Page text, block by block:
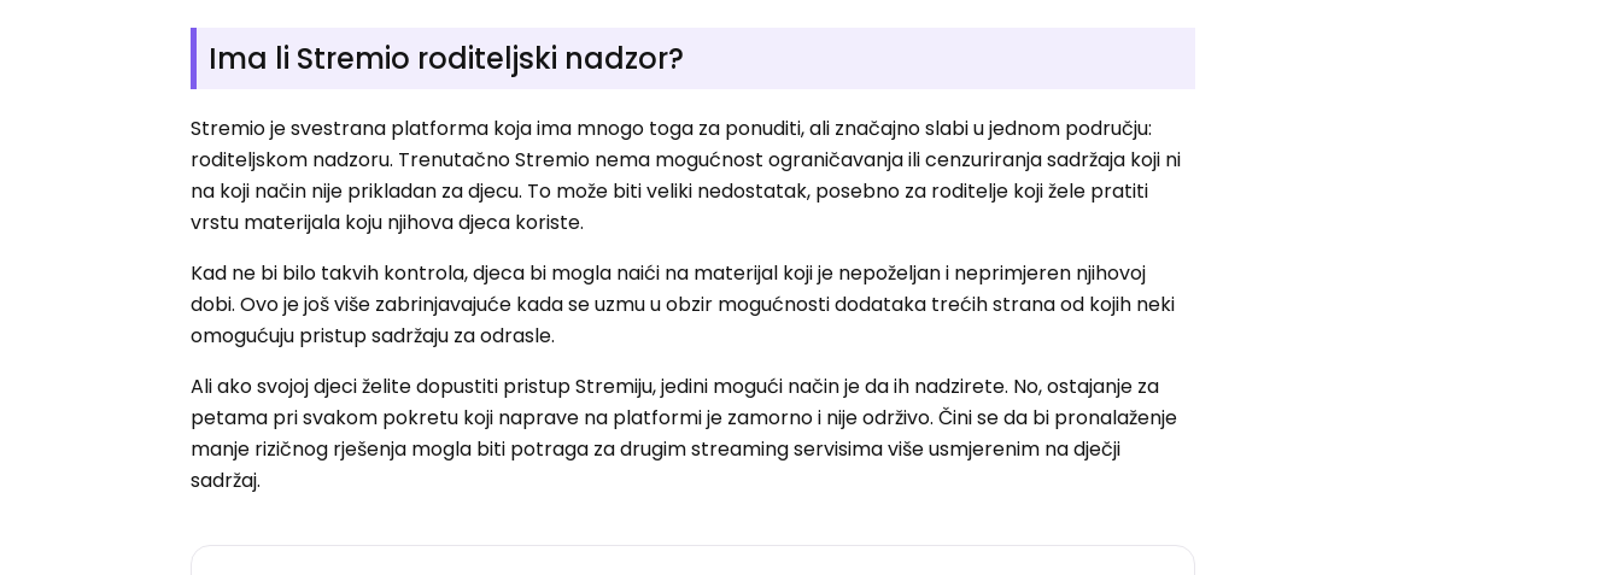
Ima li Stremio roditeljski nadzor?
Stremio je svestrana platforma koja ima mnogo toga za ponuditi, ali značajno slabi u jednom području:
roditeljskom nadzoru. Trenutačno Stremio nema mogućnost ograničavanja ili cenzuriranja sadržaja koji ni
na koji način nije prikladan za djecu. To može biti veliki nedostatak, posebno za roditelje koji žele pratiti
vrstu materijala koju njihova djeca koriste.
Kad ne bi bilo takvih kontrola, djeca bi mogla naići na materijal koji je nepoželjan i neprimjeren njihovoj
dobi. Ovo je još više zabrinjavajuće kada se uzmu u obzir mogućnosti dodataka trećih strana od kojih neki
omogućuju pristup sadržaju za odrasle.
Ali ako svojoj djeci želite dopustiti pristup Stremiju, jedini mogući način je da ih nadzirete. No, ostajanje za
petama pri svakom pokretu koji naprave na platformi je zamorno i nije održivo. Čini se da bi pronalaženje
manje rizičnog rješenja mogla biti potraga za drugim streaming servisima više usmjerenim na dječji
sadržaj.